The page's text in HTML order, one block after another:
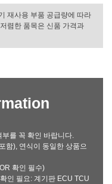
재사용 부품 공급량에 따라
렴한 품목은 신품 가격과
를 꼭 확인 바랍니다.
함), 연식이 동일한 상품으
확인 필수)
인 필요: 계기판 ECU TCU